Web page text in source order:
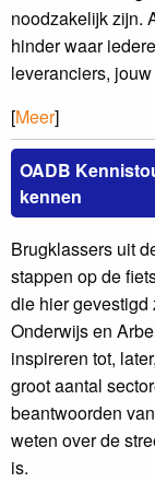
noodzakelijk zijn.
hinder waar
leveranciers,
[Meer]
OADB
kennen
Brugklassers uit
stappen op de
die hier gevestigd
Onderwijs en
inspireren tot,
groot aantal
beantwoorden
weten over de
is.